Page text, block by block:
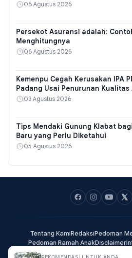
06 Agustus 2026
Persekot Asuransi adalah:
Menghitungnya
06 Agustus 2026
Kemenpu Cegah Kerusakan IPA
Padang Usai Penurunan Kualitas
03 Agustus 2026
Tips Mendaki Gunung Klabat
Baru yang Perlu Diketahui
05 Agustus 2026
Tentang KamiRedaksiPedoman
Pedoman Ramah AnakDisclaimer